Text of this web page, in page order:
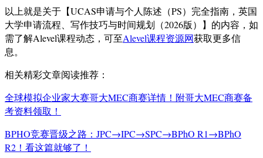
以上就是关于【UCAS申请与个人陈述（PS）完全指南，英国
大学申请流程、写作技巧与时间规划（2026版）】的内容，如
需了解Alevel课程动态，可至Alevel课程资源网获取更多信
息。
相关精彩文章阅读推荐：
全球模拟企业家大赛哥大MEC商赛详情！附哥大MEC商赛备
考资料领取！
BPHO竞赛晋级之路：JPC→IPC→SPC→BPhO R1→BPhO
R2！看这篇就够了！